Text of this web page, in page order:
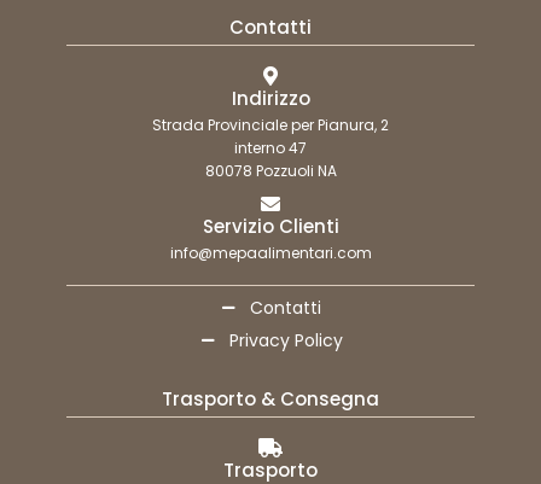
Contatti
Indirizzo
Strada Provinciale per Pianura, 2
interno 47
80078 Pozzuoli NA
Servizio Clienti
info@mepaalimentari.com
Contatti
Privacy Policy
Trasporto & Consegna
Trasporto